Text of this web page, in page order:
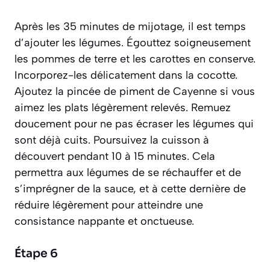
Après les 35 minutes de mijotage, il est temps
d’ajouter les légumes. Égouttez soigneusement
les pommes de terre et les carottes en conserve.
Incorporez-les délicatement dans la cocotte.
Ajoutez la pincée de piment de Cayenne si vous
aimez les plats légèrement relevés. Remuez
doucement pour ne pas écraser les légumes qui
sont déjà cuits. Poursuivez la cuisson à
découvert pendant 10 à 15 minutes. Cela
permettra aux légumes de se réchauffer et de
s’imprégner de la sauce, et à cette dernière de
réduire légèrement pour atteindre une
consistance nappante et onctueuse.
Étape 6